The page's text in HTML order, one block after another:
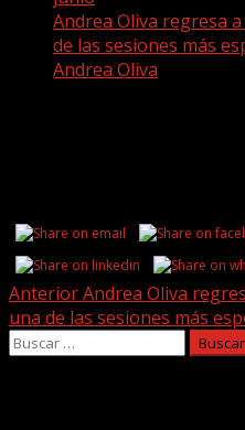
Andrea Oliva regresa
de las sesiones más
Andrea Oliva
Post
navigation
AnteriorAndrea Oliva
una de las sesiones más
Buscar: